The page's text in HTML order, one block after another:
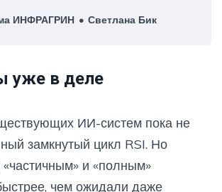
ИНФРАГРИН Светлана Бик
уже в деле
ИИ-систем пока не
замкнутый цикл RSI. Но
и «полным»
чем ожидали даже